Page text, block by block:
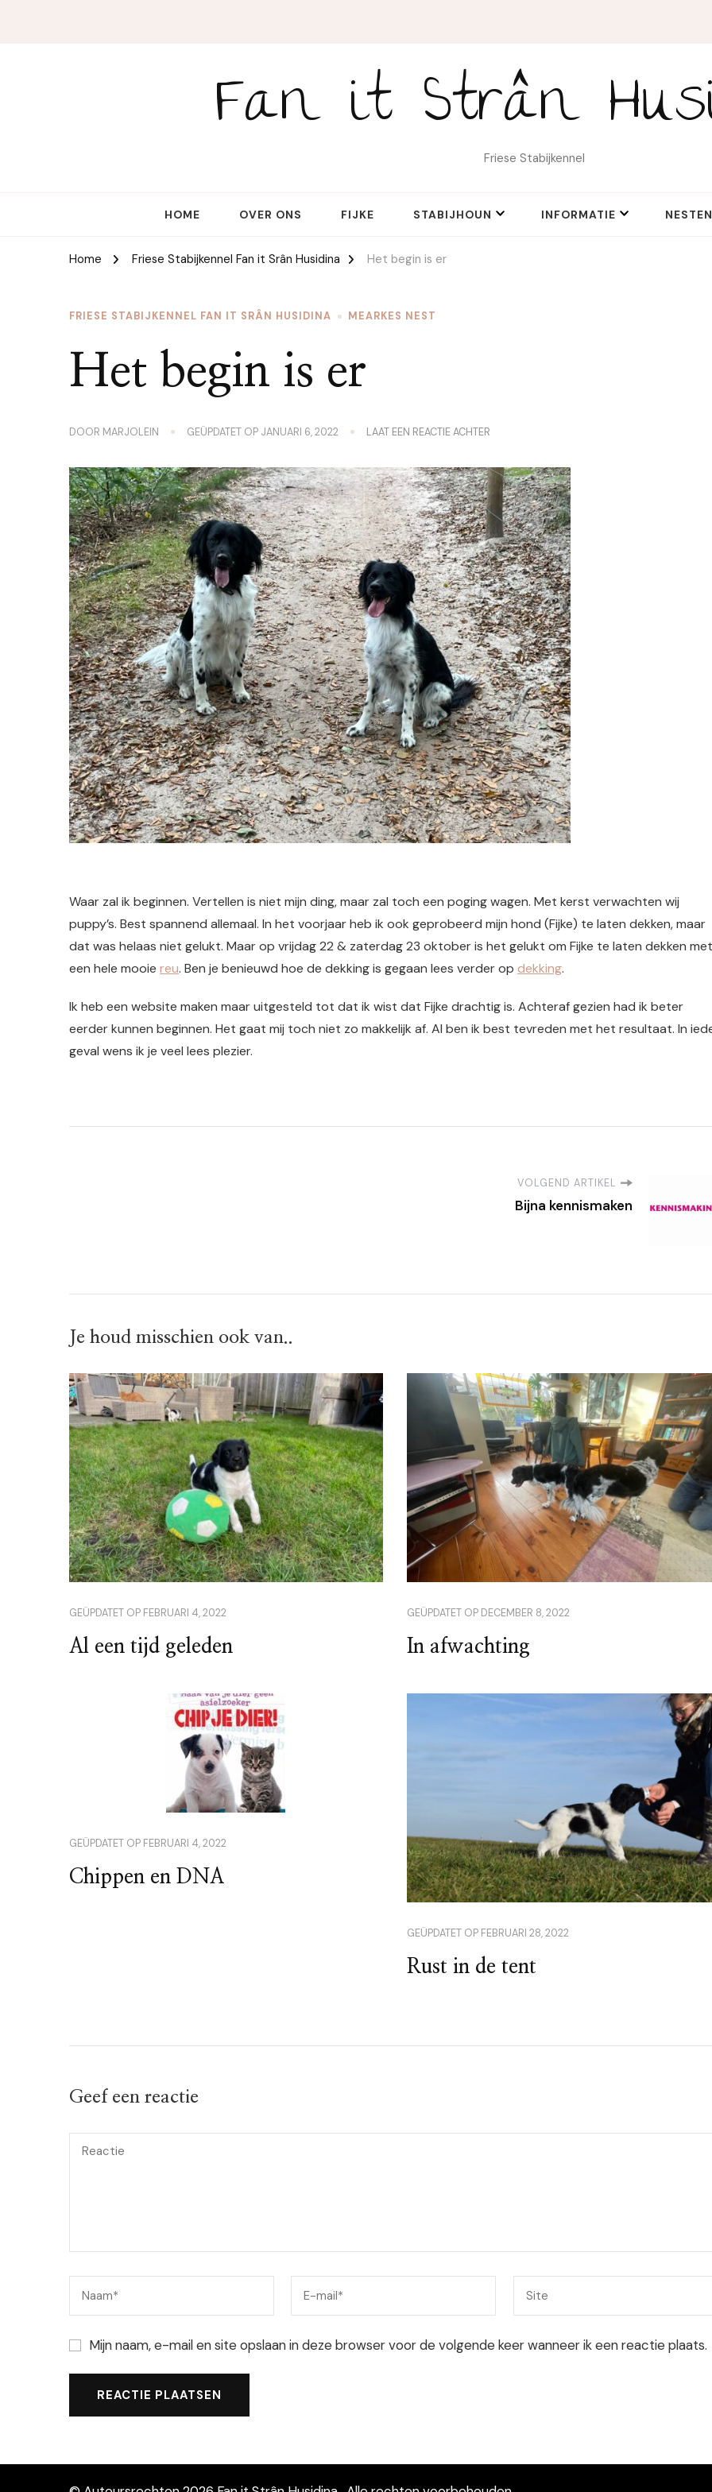
Fan it Strân
Friese Stabijkennel
HOME OVER ONS FIJKE STABIJHOUN INFORMATIE NESTEN
Home Friese Stabijkennel Fan it Srân Husidina Het begin is er
FRIESE STABIJKENNEL FAN IT SRÂN HUSIDINA MEARKES NEST
Het begin is er
DOOR MARJOLEIN GEÜPDATET OP JANUARI 6, 2022 LAAT EEN REACTIE ACHTER
IS
ER
Waar zal ik beginnen. Vertellen is niet mijn ding, maar zal toch een poging wagen. Met kerst verwachten wij
puppy’s. Best spannend allemaal. In het voorjaar heb ik ook geprobeerd mijn hond (Fijke) te laten dekken, maar
dat was helaas niet gelukt. Maar op vrijdag 22 & zaterdag 23 oktober is het gelukt om Fijke te laten dekken met
een hele mooie reu. Ben je benieuwd hoe de dekking is gegaan lees verder op dekking.
Ik heb een website maken maar uitgesteld tot dat ik wist dat Fijke drachtig is. Achteraf gezien had ik beter
eerder kunnen beginnen. Het gaat mij toch niet zo makkelijk af. Al ben ik best tevreden met het resultaat. In
geval wens ik je veel lees plezier.
VOLGEND ARTIKEL
Bijna kennismaken
Je houd misschien ook van..
GEÜPDATET OP FEBRUARI 4, 2022
Al een tijd geleden
GEÜPDATET OP DECEMBER 8, 2022
In afwachting
GEÜPDATET OP FEBRUARI 4, 2022
Chippen en DNA
GEÜPDATET OP FEBRUARI 28, 2022
Rust in de tent
Geef een reactie
Mijn naam, e-mail en site opslaan in deze browser voor de volgende keer wanneer ik een reactie plaats.